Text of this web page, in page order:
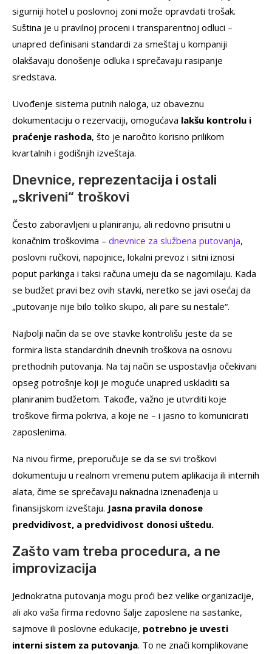
sigurniji hotel u poslovnoj zoni može opravdati trošak.
Suština je u pravilnoj proceni i transparentnoj odluci –
unapred definisani standardi za smeštaj u kompaniji
olakšavaju donošenje odluka i sprečavaju rasipanje
sredstava.
Uvođenje sistema putnih naloga, uz obaveznu
dokumentaciju o rezervaciji, omogućava lakšu kontrolu i
praćenje rashoda, što je naročito korisno prilikom
kvartalnih i godišnjih izveštaja.
Dnevnice, reprezentacija i ostali
„skriveni“ troškovi
Često zaboravljeni u planiranju, ali redovno prisutni u
konačnim troškovima – dnevnice za službena putovanja,
poslovni ručkovi, napojnice, lokalni prevoz i sitni iznosi
poput parkinga i taksi računa umeju da se nagomilaju. Kada
se budžet pravi bez ovih stavki, neretko se javi osećaj da
„putovanje nije bilo toliko skupo, ali pare su nestale“.
Najbolji način da se ove stavke kontrolišu jeste da se
formira lista standardnih dnevnih troškova na osnovu
prethodnih putovanja. Na taj način se uspostavlja očekivani
opseg potrošnje koji je moguće unapred uskladiti sa
planiranim budžetom. Takođe, važno je utvrditi koje
troškove firma pokriva, a koje ne – i jasno to komunicirati
zaposlenima.
Na nivou firme, preporučuje se da se svi troškovi
dokumentuju u realnom vremenu putem aplikacija ili internih
alata, čime se sprečavaju naknadna iznenađenja u
finansijskom izveštaju. Jasna pravila donose
predvidivost, a predvidivost donosi uštedu.
Zašto vam treba procedura, a ne
improvizacija
Jednokratna putovanja mogu proći bez velike organizacije,
ali ako vaša firma redovno šalje zaposlene na sastanke,
sajmove ili poslovne edukacije, potrebno je uvesti
interni sistem za putovanja. To ne znači komplikovane